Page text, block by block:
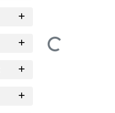
Loading...